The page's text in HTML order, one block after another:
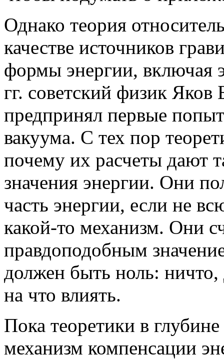
Однако теория
качестве источников
формы энергии, включая
гг. советский физик
предпринял первые
вакуума. С тех пор
почему их расчеты дают
значения энергии. Они
часть энергии, если не
какой-то механизм. Они
правдоподобным
должен быть ноль:
на что влиять.
Пока теоретики в
механизм компенсации